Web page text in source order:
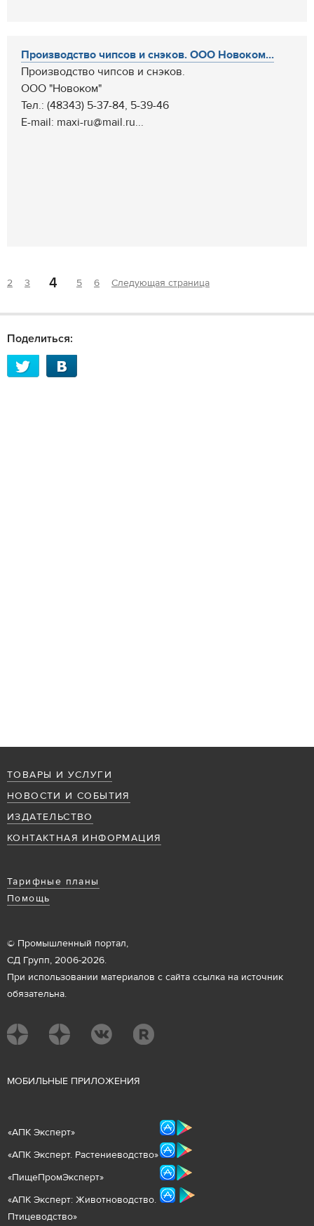
Производство чипсов и снэков. ООО Новоком...
Производство чипсов и снэков.
ООО "Новоком"
Тел.: (48343) 5-37-84, 5-39-46
E-mail: maxi-ru@mail.ru...
2 3 4 5 6 Следующая страница
Поделиться:
ТОВАРЫ И УСЛУГИ
НОВОСТИ И СОБЫТИЯ
ИЗДАТЕЛЬСТВО
КОНТАКТНАЯ ИНФОРМАЦИЯ
Тарифные планы
Помощь
© Промышленный портал,
СД Групп, 2006-2026.
При использовании материалов с сайта ссылка на источник
обязательна.
МОБИЛЬНЫЕ ПРИЛОЖЕНИЯ
«АПК Эксперт»
«АПК Эксперт. Растениеводство»
«ПищеПромЭксперт»
«АПК Эксперт: Животноводство.
Птицеводство»